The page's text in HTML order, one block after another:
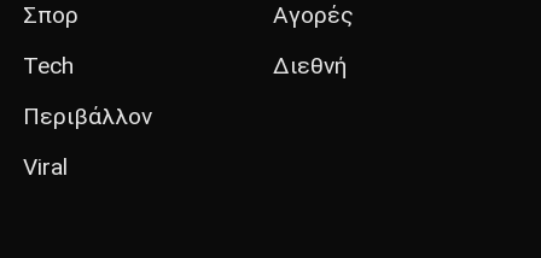
Σπορ
Tech
Περιβάλλον
Viral
Αγορές
Διεθνή